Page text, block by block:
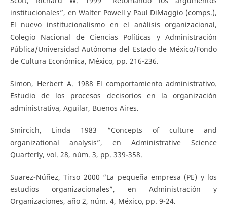
institucionales”, en Walter Powell y Paul DiMaggio (comps.),
El nuevo institucionalismo en el análisis organizacional,
Colegio Nacional de Ciencias Políticas y Administración
Pública/Universidad Autónoma del Estado de México/Fondo
de Cultura Económica, México, pp. 216-236.
Simon, Herbert A. 1988 El comportamiento administrativo.
Estudio de los procesos decisorios en la organización
administrativa, Aguilar, Buenos Aires.
Smircich, Linda 1983 “Concepts of culture and
organizational analysis”, en Administrative Science
Quarterly, vol. 28, núm. 3, pp. 339-358.
Suarez-Núñez, Tirso 2000 “La pequeña empresa (PE) y los
estudios organizacionales”, en Administración y
Organizaciones, año 2, núm. 4, México, pp. 9-24.